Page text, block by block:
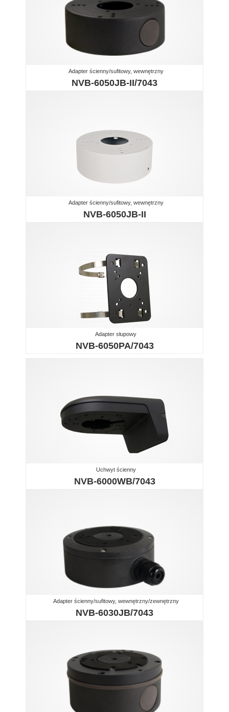
Adapter ścienny/sufitowy, wewnętrzny
NVB-6050JB-II/7043
Adapter ścienny/sufitowy, wewnętrzny
NVB-6050JB-II
Adapter słupowy
NVB-6050PA/7043
Uchwyt ścienny
NVB-6000WB/7043
Adapter ścienny/sufitowy, wewnętrzny/zewnętrzny
NVB-6030JB/7043